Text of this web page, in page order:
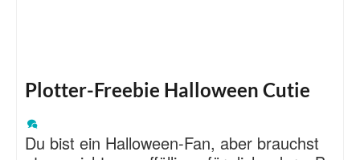
Plotter-Freebie Halloween Cutie
Du bist ein Halloween-Fan, aber brauchst